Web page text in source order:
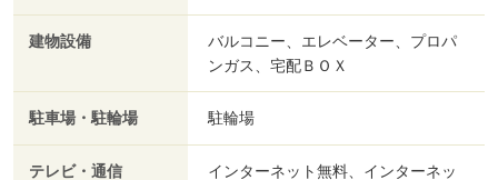
建物設備
バルコニー、エレベーター、プロパ
ンガス、宅配ＢＯＸ
駐車場・駐輪場 駐輪場
テレビ・通信
インターネット無料、インターネッ